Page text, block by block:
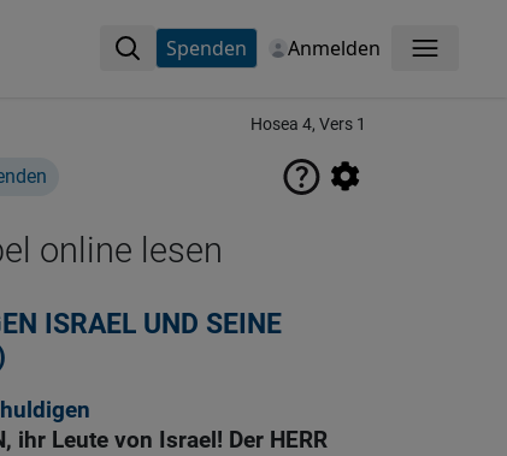
Spenden Anmelden Menü
Hosea 4, Vers 1
online lesen
ISRAEL UND SEINE
ihr Leute von Israel! Der HERR